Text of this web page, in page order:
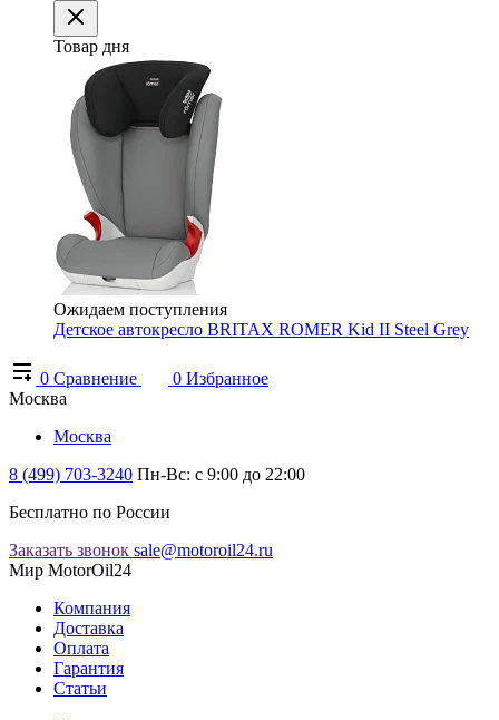
Товар дня
Ожидаем поступления
Детское автокресло BRITAX ROMER Kid II Steel Grey
0 Сравнение 0 Избранное
Москва
Москва
8 (499) 703-3240 Пн-Вс: с 9:00 до 22:00
Бесплатно по России
Заказать звонок sale@motoroil24.ru
Мир MotorOil24
Компания
Доставка
Оплата
Гарантия
Статьи